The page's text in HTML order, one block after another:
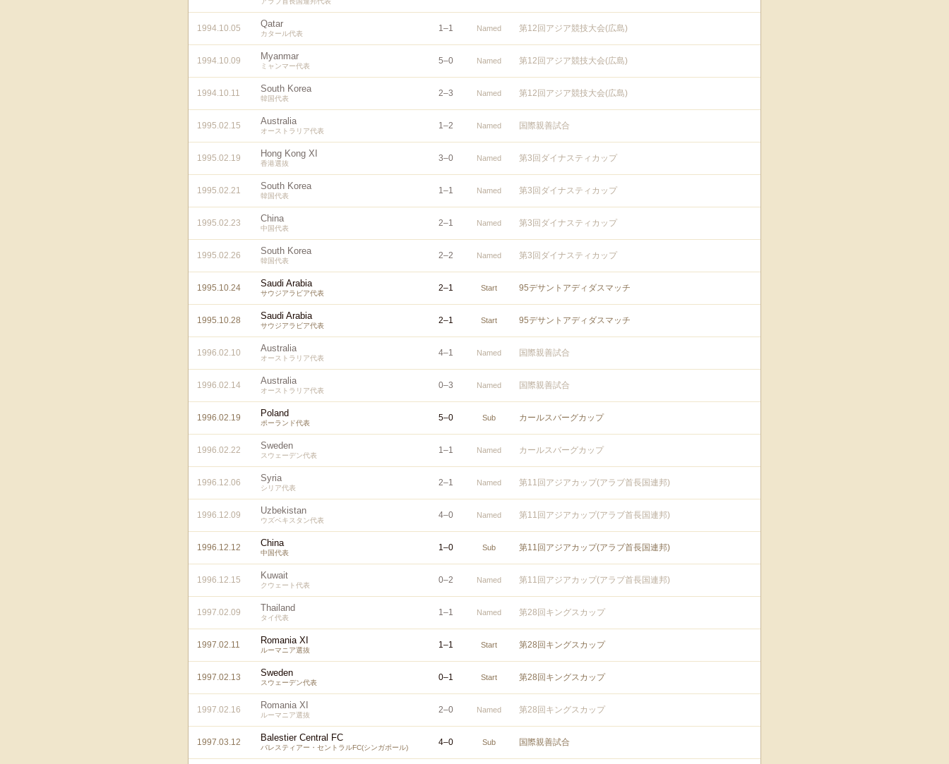
1994.10.05 Qatar
カタール代表
1–1 Named 第12回アジア競技大会(広島)
1994.10.09 Myanmar
ミャンマー代表
5–0 Named 第12回アジア競技大会(広島)
1994.10.11 South Korea
韓国代表
2–3 Named 第12回アジア競技大会(広島)
1995.02.15 Australia
オーストラリア代表
1–2 Named 国際親善試合
1995.02.19 Hong Kong XI
香港選抜
3–0 Named 第3回ダイナスティカップ
1995.02.21 South Korea
韓国代表
1–1 Named 第3回ダイナスティカップ
1995.02.23 China
中国代表
2–1 Named 第3回ダイナスティカップ
1995.02.26 South Korea
韓国代表
2–2 Named 第3回ダイナスティカップ
1995.10.24 Saudi Arabia
サウジアラビア代表
2–1 Start 95デサントアディダスマッチ
1995.10.28 Saudi Arabia
サウジアラビア代表
2–1 Start 95デサントアディダスマッチ
1996.02.10 Australia
オーストラリア代表
4–1 Named 国際親善試合
1996.02.14 Australia
オーストラリア代表
0–3 Named 国際親善試合
1996.02.19 Poland
ポーランド代表
5–0 Sub カールスバーグカップ
1996.02.22 Sweden
スウェーデン代表
1–1 Named カールスバーグカップ
1996.12.06 Syria
シリア代表
2–1 Named 第11回アジアカップ(アラブ首長国連邦)
1996.12.09 Uzbekistan
ウズベキスタン代表
4–0 Named 第11回アジアカップ(アラブ首長国連邦)
1996.12.12 China
中国代表
1–0 Sub 第11回アジアカップ(アラブ首長国連邦)
1996.12.15 Kuwait
クウェート代表
0–2 Named 第11回アジアカップ(アラブ首長国連邦)
1997.02.09 Thailand
タイ代表
1–1 Named 第28回キングスカップ
1997.02.11 Romania XI
ルーマニア選抜
1–1 Start 第28回キングスカップ
1997.02.13 Sweden
スウェーデン代表
0–1 Start 第28回キングスカップ
1997.02.16 Romania XI
ルーマニア選抜
2–0 Named 第28回キングスカップ
1997.03.12 Balestier Central FC
バレスティアー・セントラルFC(シンガポール)
4–0 Sub 国際親善試合